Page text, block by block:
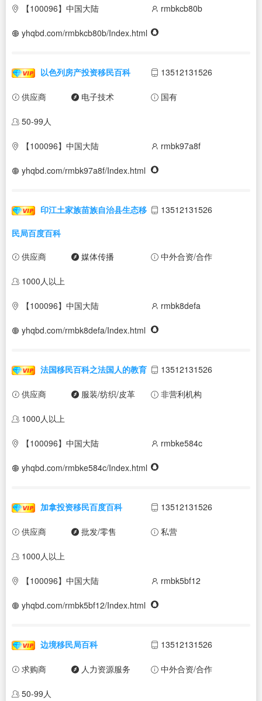
【100096】中国大陆 rmbkcb80b
yhqbd.com/rmbkcb80b/Index.html
以色列房产投资移民百科 13512131526
供应商 电子技术 国有
50-99人
【100096】中国大陆 rmbk97a8f
yhqbd.com/rmbk97a8f/Index.html
印江土家族苗族自治县生态移
民局百度百科
13512131526
供应商 媒体传播 中外合资/合作
1000人以上
【100096】中国大陆 rmbk8defa
yhqbd.com/rmbk8defa/Index.html
法国移民百科之法国人的教育 13512131526
供应商 服装/纺织/皮革 非营利机构
1000人以上
【100096】中国大陆 rmbke584c
yhqbd.com/rmbke584c/Index.html
加拿投资移民百度百科 13512131526
供应商 批发/零售 私营
1000人以上
【100096】中国大陆 rmbk5bf12
yhqbd.com/rmbk5bf12/Index.html
边境移民局百科 13512131526
求购商 人力资源服务 中外合资/合作
50-99人